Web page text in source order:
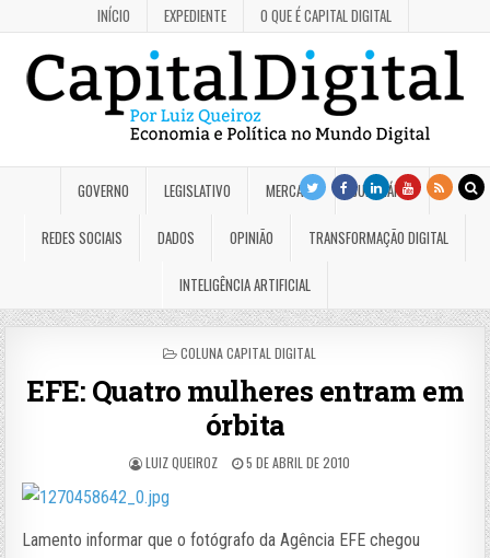
INÍCIO EXPEDIENTE O QUE É CAPITAL DIGITAL
GOVERNO LEGISLATIVO MERCADO JUDICIÁRIO
REDES SOCIAIS DADOS OPINIÃO TRANSFORMAÇÃO DIGITAL
INTELIGÊNCIA ARTIFICIAL
POSTED
COLUNA CAPITAL DIGITAL
EFE: Quatro mulheres entram em
órbita
LUIZ QUEIROZ 5 DE ABRIL DE 2010
Lamento informar que o fotógrafo da Agência EFE chegou